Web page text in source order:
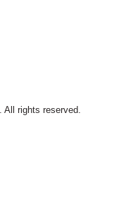
. All rights reserved.